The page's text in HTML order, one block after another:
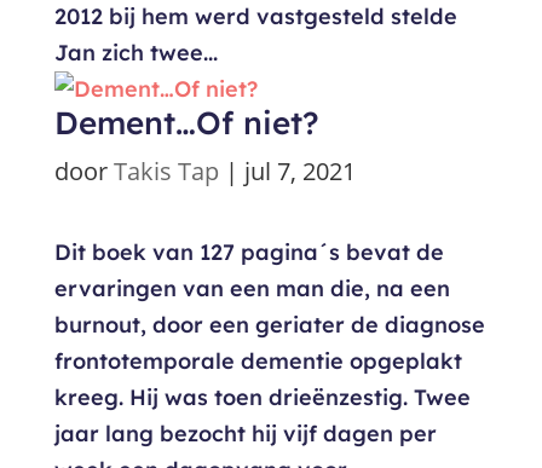
2012 bij hem werd vastgesteld stelde
Jan zich twee...
Dement…Of niet?
doorTakis Tap | jul 7, 2021
Dit boek van 127 pagina´s bevat de
ervaringen van een man die, na een
burnout, door een geriater de diagnose
frontotemporale dementie opgeplakt
kreeg. Hij was toen drieënzestig. Twee
jaar lang bezocht hij vijf dagen per